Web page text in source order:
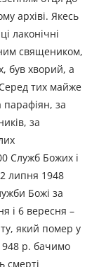
архіві. Якесь
лаконічні
священиком,
був хворий, а
тих майже
за
за
Служб Божих і
липня 1948
Божі за
і 6 вересня –
який помер у
р. бачимо
смерті